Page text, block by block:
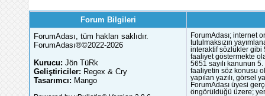
Forum Bilgileri
ForumAdası, tüm hakları saklıdır.
ForumAdası®©2022-2026
Kurucu: Jön TüRk
Geliştiriciler: Regex & Cry
Tasarımcı: Mango
ForumAdası; internet
tutulmaksızın
interaktif sözlükler gibi
faaliyet göstermekte
5651 sayılı kanunun
faaliyetin söz konusu
yapılan yazılı, görsel
ForumAdası üyesi
öngörüldüğü üzere;